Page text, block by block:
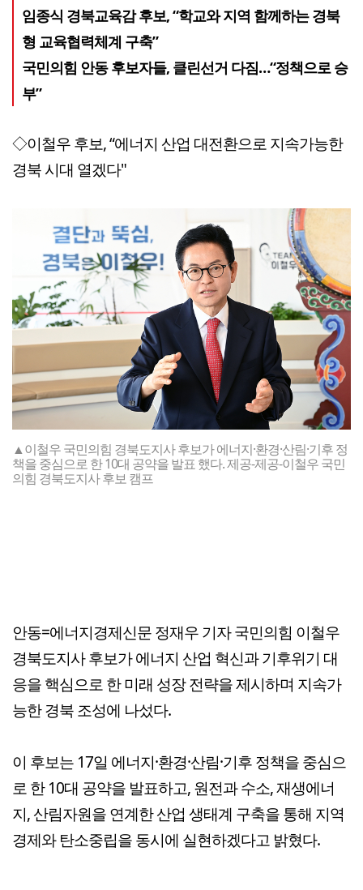
임종식 경북교육감 후보, “학교와 지역 함께하는 경북
형 교육협력체계 구축”
국민의힘 안동 후보자들, 클린선거 다짐…“정책으로 승
부”
◇이철우 후보, “에너지 산업 대전환으로 지속가능한
경북 시대 열겠다"
▲이철우 국민의힘 경북도지사 후보가 에너지·환경·산림·기후 정
책을 중심으로 한 10대 공약을 발표 했다. 제공-제공-이철우 국민
의힘 경북도지사 후보 캠프
안동=에너지경제신문 정재우 기자 국민의힘 이철우
경북도지사 후보가 에너지 산업 혁신과 기후위기 대
응을 핵심으로 한 미래 성장 전략을 제시하며 지속가
능한 경북 조성에 나섰다.
이 후보는 17일 에너지·환경·산림·기후 정책을 중심으
로 한 10대 공약을 발표하고, 원전과 수소, 재생에너
지, 산림자원을 연계한 산업 생태계 구축을 통해 지역
경제와 탄소중립을 동시에 실현하겠다고 밝혔다.